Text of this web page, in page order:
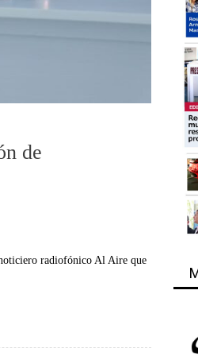
de
radiofónico Al Aire que